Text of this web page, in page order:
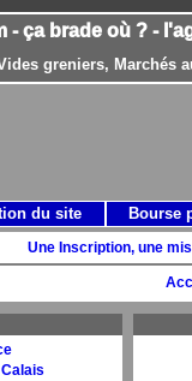
- ça brade où ? -
greniers, Marchés
Une Inscription, une
du site Bourse